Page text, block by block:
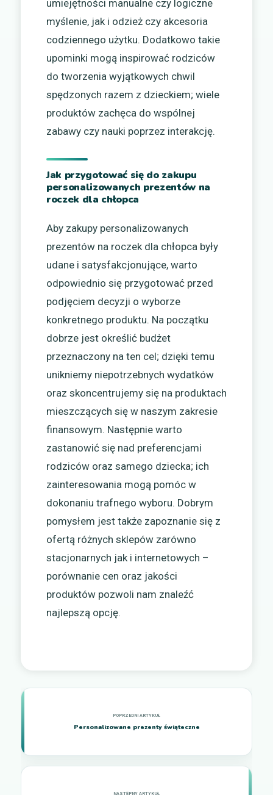
umiejętności manualne czy logiczne
myślenie, jak i odzież czy akcesoria
codziennego użytku. Dodatkowo takie
upominki mogą inspirować rodziców
do tworzenia wyjątkowych chwil
spędzonych razem z dzieckiem; wiele
produktów zachęca do wspólnej
zabawy czy nauki poprzez interakcję.
Jak przygotować się do zakupu
personalizowanych prezentów na
roczek dla chłopca
Aby zakupy personalizowanych
prezentów na roczek dla chłopca były
udane i satysfakcjonujące, warto
odpowiednio się przygotować przed
podjęciem decyzji o wyborze
konkretnego produktu. Na początku
dobrze jest określić budżet
przeznaczony na ten cel; dzięki temu
unikniemy niepotrzebnych wydatków
oraz skoncentrujemy się na produktach
mieszczących się w naszym zakresie
finansowym. Następnie warto
zastanowić się nad preferencjami
rodziców oraz samego dziecka; ich
zainteresowania mogą pomóc w
dokonaniu trafnego wyboru. Dobrym
pomysłem jest także zapoznanie się z
ofertą różnych sklepów zarówno
stacjonarnych jak i internetowych –
porównanie cen oraz jakości
produktów pozwoli nam znaleźć
najlepszą opcję.
Personalizowane prezenty świąteczne